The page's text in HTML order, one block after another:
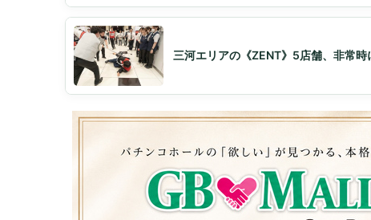
三河エリアの《ZENT》5店舗、非常